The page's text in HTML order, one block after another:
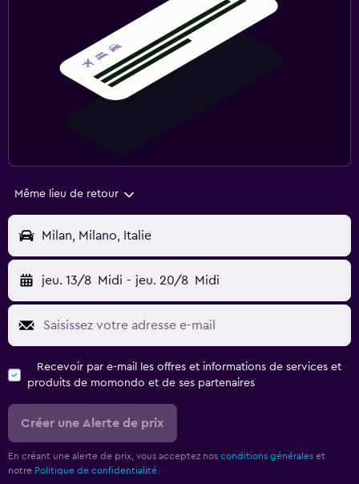
Même lieu de retour
Milan, Milano, Italie
jeu. 13/8 Midi - jeu. 20/8 Midi
Recevoir par e-mail les offres et informations de services et
produits de momondo et de ses partenaires
Créer une Alerte de prix
En créant une alerte de prix, vous acceptez nos conditions générales et
notre Politique de confidentialité.